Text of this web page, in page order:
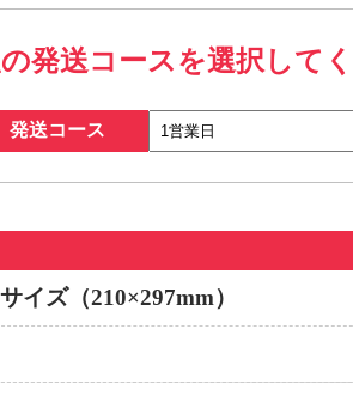
発送コースを選択して
発送コース
イズ（210×297mm）